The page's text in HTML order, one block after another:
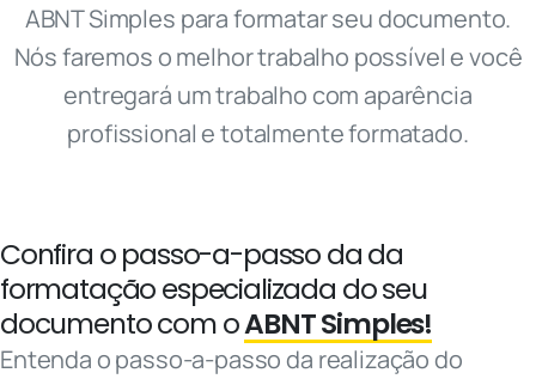
ABNT Simples para formatar seu documento.
Nós faremos o melhor trabalho possível e você
entregará um trabalho com aparência
profissional e totalmente formatado.
Confira o passo-a-passo da da
formatação especializada do seu
documento com oABNT Simples!
Entenda o passo-a-passo da realização do